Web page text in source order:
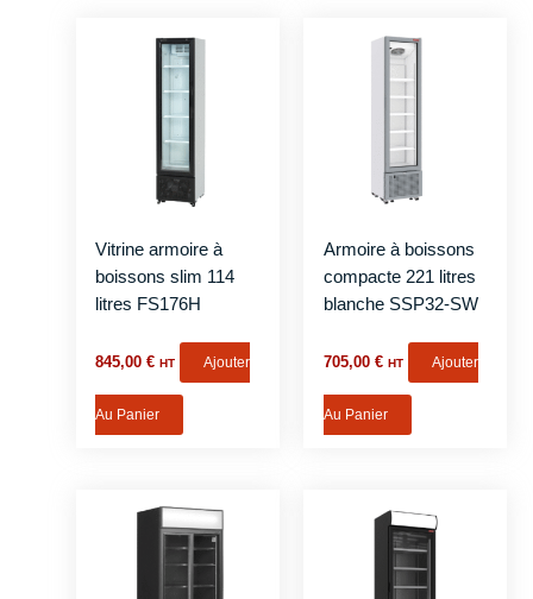
Vitrine armoire à
boissons slim 114
litres FS176H
845,00€ HT Ajouter
Au Panier
Armoire à boissons
compacte 221 litres
blanche SSP32-SW
705,00 € HT Ajouter
Au Panier